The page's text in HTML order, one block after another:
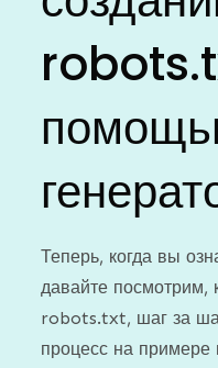
Теперь, когда вы
давайте посмотрим,
robots.txt, шаг за
процесс на примере